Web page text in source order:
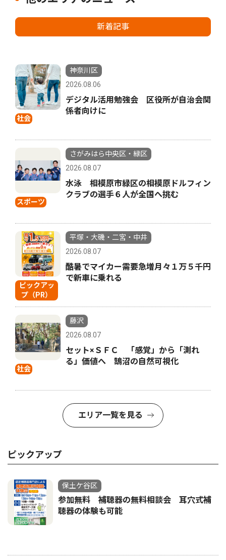
新着記事
社会
神奈川区
2026.08.06
デジタル活用勉強会 区役所が自治会関
係者向けに
スポーツ
さがみはら中央区・緑区
2026.08.07
水泳 相模原市緑区の相模原ドルフィン
クラブの選手６人が全国へ挑む
ピックアッ
プ（PR）
平塚・大磯・二宮・中井
2026.08.07
酷暑でマイカー需要急増月々１万５千円
で新車に乗れる
社会
藤沢
2026.08.07
セット×ＳＦＣ 「感覚」から「測れ
る」価値へ 鵠沼の自然可視化
エリア一覧を見る
ピックアップ
保土ケ谷区
参加無料 補聴器の無料相談会 耳穴式補
聴器の体験も可能